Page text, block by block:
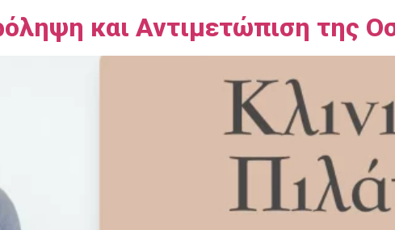
και Αντιμετώπιση της